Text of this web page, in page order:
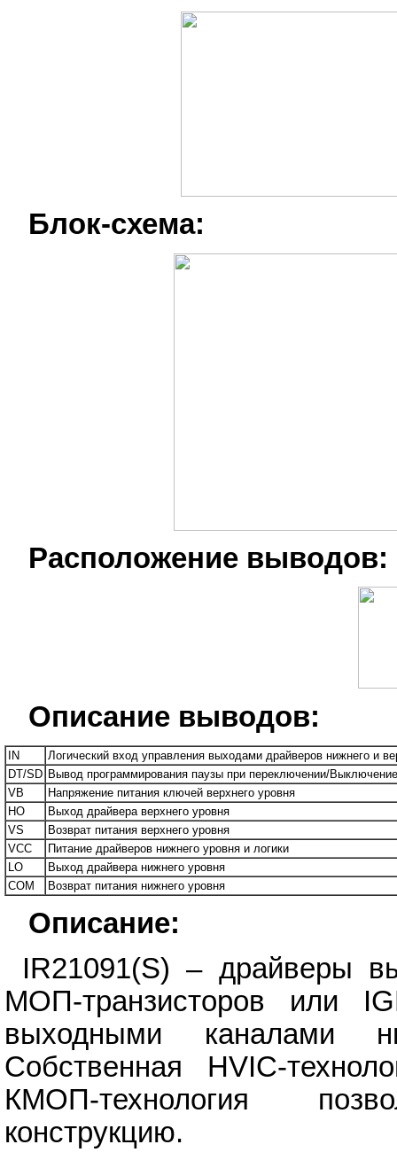
Блок-схема:
Расположение выводов:
Описание выводов:
IN
Логический вход управления выходами драйверов нижнего и
DT/SD Вывод программирования паузы при переключении/
VB
Напряжение питания ключей верхнего уровня
HO
Выход драйвера верхнего уровня
VS
Возврат питания верхнего уровня
VCC
Питание драйверов нижнего уровня и логики
LO
Выход драйвера нижнего уровня
COM
Возврат питания нижнего уровня
Описание:
IR21091(S) – драйверы
МОП-транзисторов или
выходными каналами
Собственная HVIC-
КМОП-технология
конструкцию.